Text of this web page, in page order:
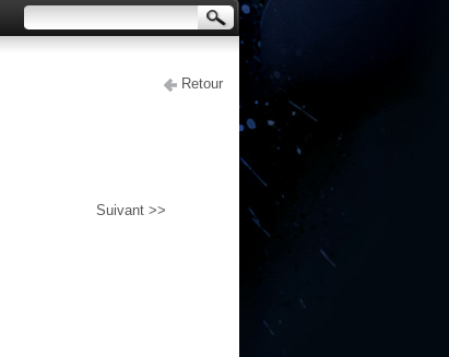
Retour
Suivant >>